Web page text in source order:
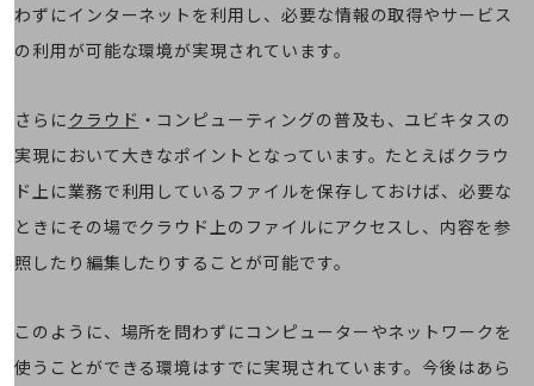
DXに関する課題を解決する
サービス・ソリューションをご紹介
カテゴリーで探す
ネットワーク・モバイル
電話・映像コミュニケーション
セキュリティ
わずにインターネットを利用し、必要な情報の取得やサービス
の利用が可能な環境が実現されています。
さらにクラウド ・コンピューティングの普及も、ユビキタスの
実現において大きなポイントとなっています。たとえばクラウ
ド上に業務で利用しているファイルを保存しておけば、必要な
ときにその場でクラウド上のファイルにアクセスし、内容を参
照したり編集したりすることが可能です。
このように、場所を問わずにコンピューターやネットワークを
使うことができる環境はすでに実現されています。今後はあら